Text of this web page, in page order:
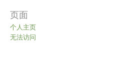
页面
个人主页
无法访问